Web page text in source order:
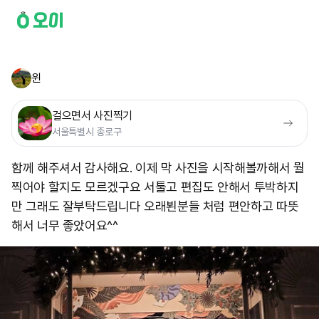
윈
걸으면서 사진찍기
서울특별시 종로구
함께 해주셔서 감사해요. 이제 막 사진을 시작해볼까해서 뭘
찍어야 할지도 모르겠구요 서툴고 편집도 안해서 투박하지
만 그래도 잘부탁드립니다 오래뵌분들 처럼 편안하고 따뜻
해서 너무 좋았어요^^